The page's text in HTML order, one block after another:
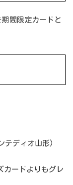
期間限定カードと
テディオ山形)
カードよりもグレ